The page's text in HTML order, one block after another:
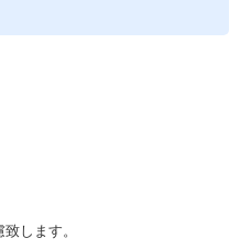
ます。
験を積んだ後は、ご志向やご
幅広いキャリアパスを提供す
性を深める
クルーターのマネジメント、
します。